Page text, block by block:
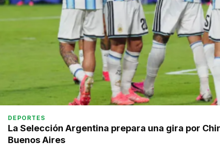
DEPORTES
La Selección Argentina prepara una gira por
Buenos Aires